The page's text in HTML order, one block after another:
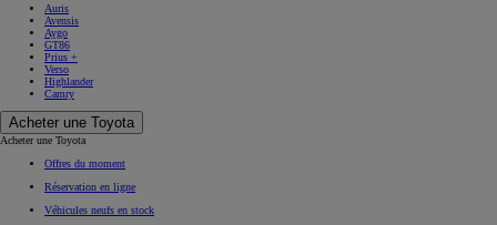
Auris
Avensis
Aygo
GT86
Prius +
Verso
Highlander
Camry
Acheter une Toyota
Acheter une Toyota
Offres du moment
Réservation en ligne
Véhicules neufs en stock